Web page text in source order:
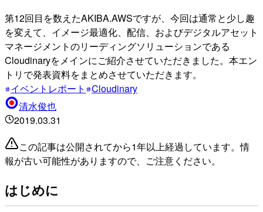
第12回目を数えたAKIBA.AWSですが、今回は通常と少し趣
を変えて、イメージ最適化、配信、およびデジタルアセット
マネージメントのリーディングソリューションである
Cloudinaryをメインにご紹介させていただきました。本エン
トリで発表資料をまとめさせていただきます。
イベントレポート
Cloudinary
清水俊也
2019.03.31
この記事は公開されてから1年以上経過しています。情
報が古い可能性がありますので、ご注意ください。
はじめに